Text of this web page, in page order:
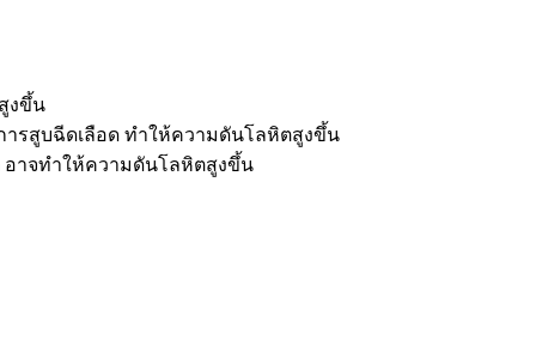
งขึ้น
รสูบฉีดเลือด ทำให้ความดันโลหิตสูงขึ้น
าจทำให้ความดันโลหิตสูงขึ้น